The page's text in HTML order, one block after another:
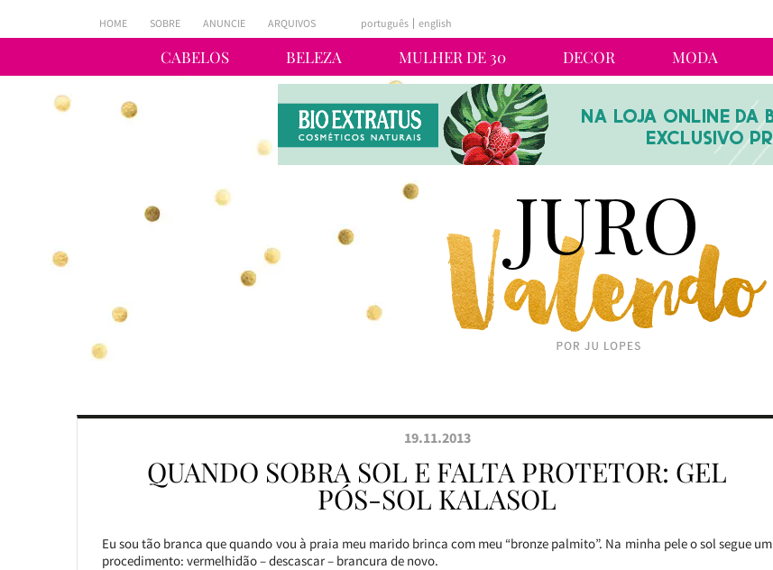
CABELOS BELEZA MULHER DE 30 DECOR MODA
HOME SOBRE ANUNCIE ARQUIVOS português english
19.11.2013
QUANDO SOBRA SOL E FALTA PROTETOR: GEL
PÓS-SOL KALASOL
Eu sou tão branca que quando vou à praia meu marido brinca com meu “bronze palmito”. Na minha pele o sol segue um
procedimento: vermelhidão – descascar – brancura de novo.